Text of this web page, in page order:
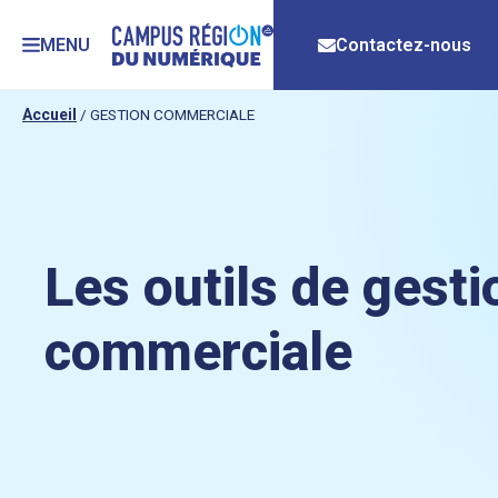
MENU Contactez-nous
Accueil / GESTION COMMERCIALE
Les outils de
commerciale